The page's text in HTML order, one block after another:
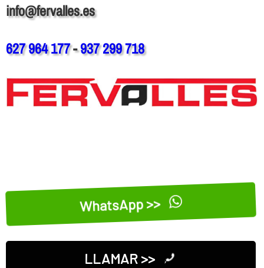
info@fervalles.es
627 964 177-937 299 718
WhatsApp >>
LLAMAR >>